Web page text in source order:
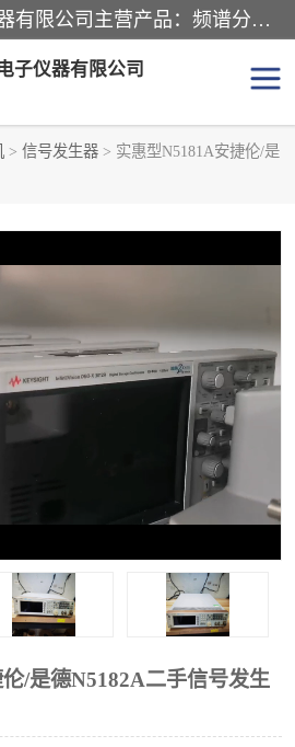
深圳市捷威信电子仪器有限公司主营产品：频谱分析仪.信号发生器.网络分析仪.音频分析仪，示波器，电源，音频分析仪。综合测试仪。蓝牙测试仪等
子仪器有限公司
> 信号发生器 > 实惠型N5181A安捷伦/是
/是德N5182A二手信号发生
信号源
数据采集仪
函数信号发生器
直流电源
LCR电桥
无线测试仪